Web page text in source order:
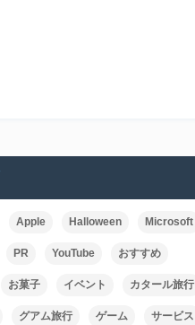
Apple Halloween Microsoft
PR YouTube おすすめ
お菓子 イベント カタール旅行
グアム旅行 ゲーム サービス